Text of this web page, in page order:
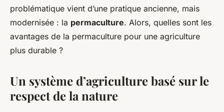
problématique vient d’une pratique ancienne, mais
modernisée : la permaculture. Alors, quelles sont les
avantages de la permaculture pour une agriculture
plus durable ?
Un système d’agriculture basé sur le
respect de la nature